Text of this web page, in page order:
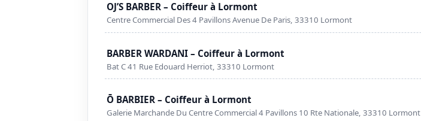
OJ’S BARBER – Coiffeur à Lormont
Centre Commercial Des 4 Pavillons Avenue De Paris, 33310 Lormont
BARBER WARDANI – Coiffeur à Lormont
Bat C 41 Rue Edouard Herriot, 33310 Lormont
Ō BARBIER – Coiffeur à Lormont
Galerie Marchande Du Centre Commercial 4 Pavillons 10 Rte Nationale, 33310 Lormont